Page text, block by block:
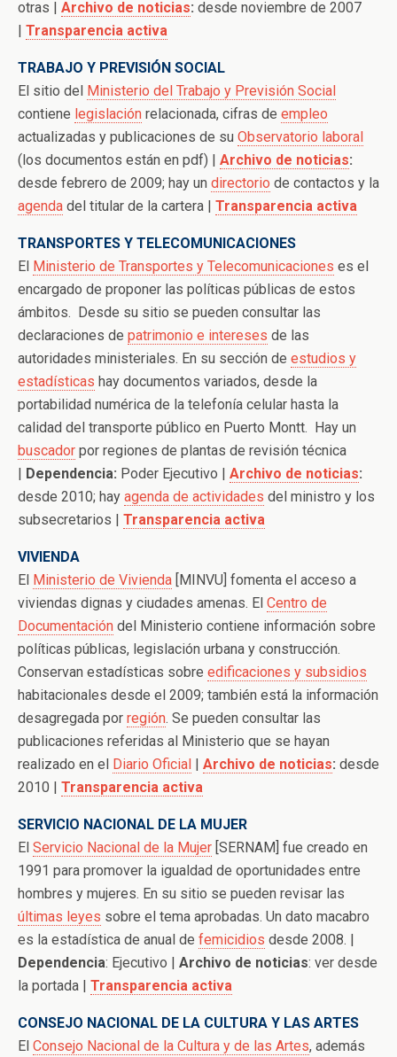
otras | Archivo de noticias: desde noviembre de 2007
| Transparencia activa
TRABAJO Y PREVISIÓN SOCIAL
El sitio del Ministerio del Trabajo y Previsión Social
contiene legislación relacionada, cifras de empleo
actualizadas y publicaciones de su Observatorio laboral
(los documentos están en pdf) | Archivo de noticias:
desde febrero de 2009; hay un directorio de contactos y la
agenda del titular de la cartera | Transparencia activa
TRANSPORTES Y TELECOMUNICACIONES
El Ministerio de Transportes y Telecomunicaciones es el
encargado de proponer las políticas públicas de estos
ámbitos. Desde su sitio se pueden consultar las
declaraciones de patrimonio e intereses de las
autoridades ministeriales. En su sección de estudios y
estadísticas hay documentos variados, desde la
portabilidad numérica de la telefonía celular hasta la
calidad del transporte público en Puerto Montt. Hay un
buscador por regiones de plantas de revisión técnica
| Dependencia: Poder Ejecutivo | Archivo de noticias:
desde 2010; hay agenda de actividades del ministro y los
subsecretarios | Transparencia activa
VIVIENDA
El Ministerio de Vivienda [MINVU] fomenta el acceso a
viviendas dignas y ciudades amenas. El Centro de
Documentación del Ministerio contiene información sobre
políticas públicas, legislación urbana y construcción.
Conservan estadísticas sobre edificaciones y subsidios
habitacionales desde el 2009; también está la información
desagregada por región. Se pueden consultar las
publicaciones referidas al Ministerio que se hayan
realizado en el Diario Oficial | Archivo de noticias: desde
2010 | Transparencia activa
SERVICIO NACIONAL DE LA MUJER
El Servicio Nacional de la Mujer [SERNAM] fue creado en
1991 para promover la igualdad de oportunidades entre
hombres y mujeres. En su sitio se pueden revisar las
últimas leyes sobre el tema aprobadas. Un dato macabro
es la estadística de anual de femicidios desde 2008. |
Dependencia: Ejecutivo | Archivo de noticias: ver desde
la portada | Transparencia activa
CONSEJO NACIONAL DE LA CULTURA Y LAS ARTES
El Consejo Nacional de la Cultura y de las Artes, además